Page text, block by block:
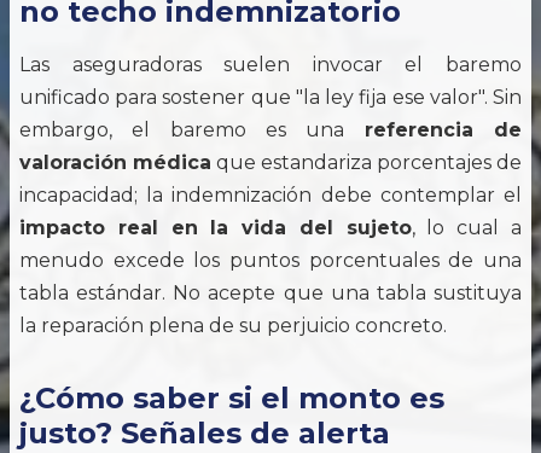
no techo indemnizatorio
Las aseguradoras suelen invocar el baremo
unificado para sostener que "la ley fija ese valor". Sin
embargo, el baremo es una referencia de
valoración médica que estandariza porcentajes de
incapacidad; la indemnización debe contemplar el
impacto real en la vida del sujeto, lo cual a
menudo excede los puntos porcentuales de una
tabla estándar. No acepte que una tabla sustituya
la reparación plena de su perjuicio concreto.
¿Cómo saber si el monto es
justo? Señales de alerta